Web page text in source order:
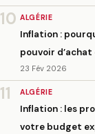
10 ALGÉRIE
Inflation :
pouvoir d’achat
23 Fév 2026
11 ALGÉRIE
Inflation : les
votre budget